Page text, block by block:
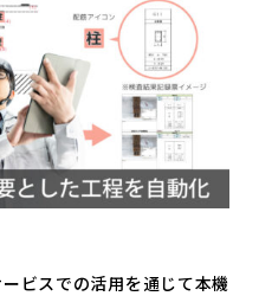
ビスでの活用を通じて本機